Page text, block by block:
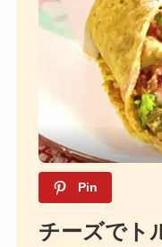
Pin
チーズでト